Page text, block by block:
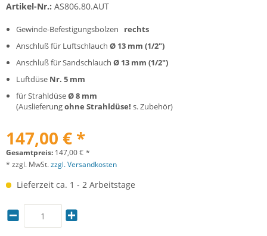
Artikel-Nr.: AS806.80.AUT
Gewinde-Befestigungsbolzen rechts
Anschluß für Luftschlauch Ø 13 mm (1/2")
Anschluß für Sandschlauch Ø 13 mm (1/2")
Luftdüse Nr. 5 mm
für StrahldüseØ 8 mm
(Auslieferungohne Strahldüse! s. Zubehör)
147,00 € *
Gesamtpreis: 147,00€ *
* zzgl. MwSt.zzgl. Versandkosten
Lieferzeit ca. 1 - 2 Arbeitstage